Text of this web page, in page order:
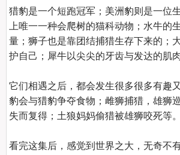
猎豹是一个短跑冠军；美洲豹则是一位
上唯一一种会爬树的猫科动物；水牛的
量；狮子也是靠团结捕猎生存下来的；
护自己；犀牛以尖尖的牙齿与发达的肌
它们相遇之后，都会发生很多很多有趣
豹会与猎豹争夺食物；雌狮捕猎，雄狮
失而复得；土狼妈妈偷猎被雄狮咬死等。
看完这集后，感觉到世界之大，无奇不